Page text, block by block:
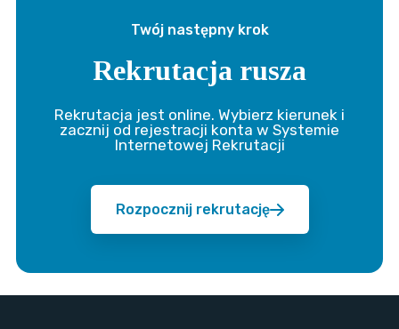
Twój następny krok
Rekrutacja rusza
Rekrutacja jest online. Wybierz kierunek i
zacznij od rejestracji konta w Systemie
Internetowej Rekrutacji
Rozpocznij rekrutację